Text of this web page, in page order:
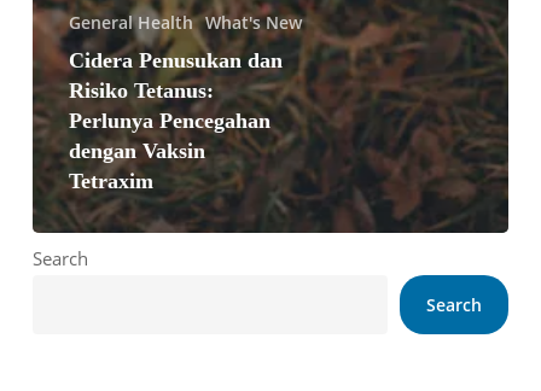
General Health What's New
Cidera Penusukan dan
Risiko Tetanus:
Perlunya Pencegahan
dengan Vaksin
Tetraxim
Search
Search